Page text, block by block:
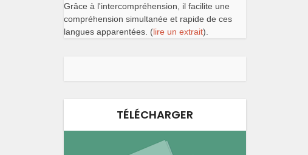
Grâce à l'intercompréhension, il facilite une
compréhension simultanée et rapide de ces
langues apparentées. (lire un extrait).
TÉLÉCHARGER